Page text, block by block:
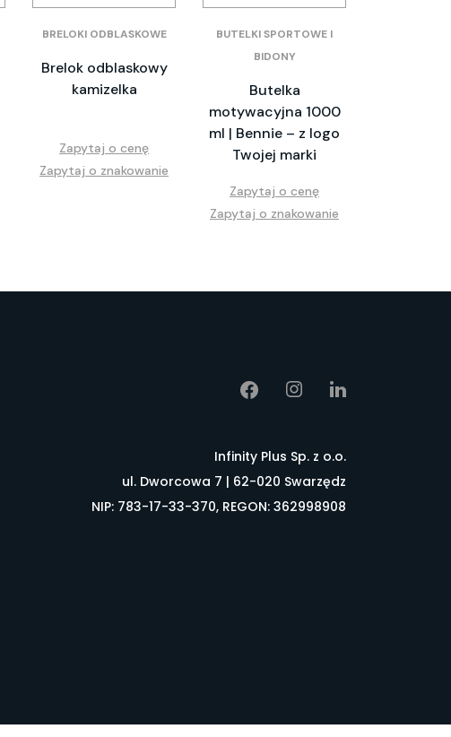
BRELOKI ODBLASKOWE
Brelok odblaskowy
kamizelka
Zapytaj o cenę
Zapytaj o znakowanie
BUTELKI SPORTOWE I
BIDONY
Butelka
motywacyjna 1000
ml | Bennie – z logo
Twojej marki
Zapytaj o cenę
Zapytaj o znakowanie
Infinity Plus Sp. z o.o.
ul. Dworcowa 7 | 62-020 Swarzędz
NIP: 783-17-33-370, REGON: 362998908